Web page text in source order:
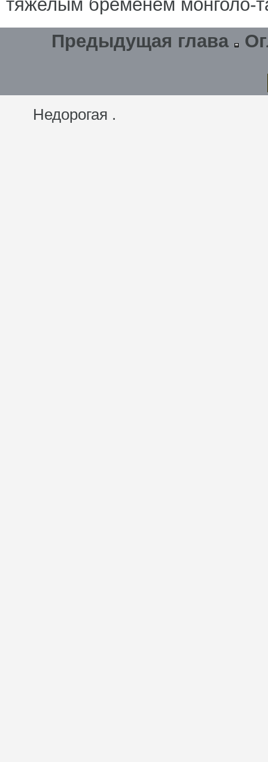
тяжелым бременем монголо-
Предыдущая глава
Недорогая .